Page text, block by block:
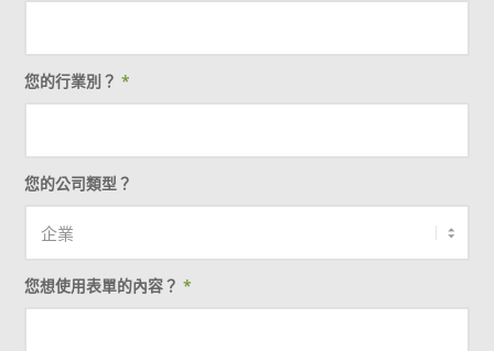
您的行業別？*
您的公司類型？
您想使用表單的內容？*